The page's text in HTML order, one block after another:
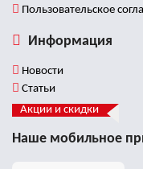
Пользовательское
Информация
Новости
Статьи
Акции и скидки
Наше мобильное